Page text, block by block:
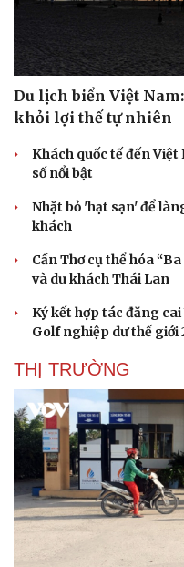
Văn hóa
Sân khấu - Điện ảnh
Văn học
Âm nhạc
Di sản
Du lịch biển Việt
khỏi lợi thế tự nhiên
Khách quốc tế đến
số nổi bật
Nhặt bỏ 'hạt sạn' để
khách
Cần Thơ cụ thể hóa
và du khách Thái Lan
Ký kết hợp tác đăng
Golf nghiệp dư thế giới
THỊ TRƯỜNG